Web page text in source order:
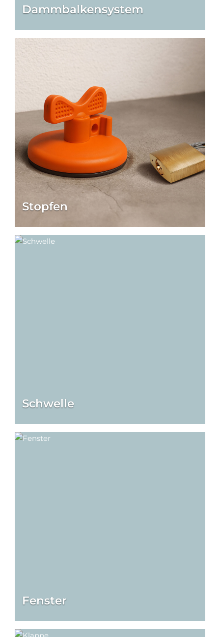
Dammbalken­system
Stopfen
Schwelle
Fenster